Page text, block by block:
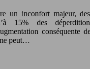
un inconfort majeur, des
15% des
conséquente
peut…